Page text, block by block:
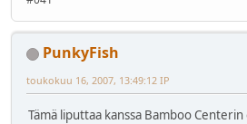
PunkyFish
toukokuu 16, 2007, 13:49:12 IP
Tämä liputtaa kanssa Bamboo